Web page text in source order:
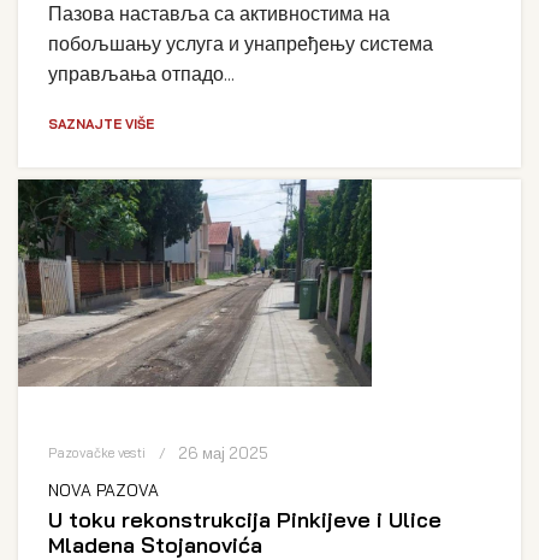
Пазова наставља са активностима на
побољшању услуга и унапређењу система
управљања отпадо...
SAZNAJTE VIŠE
Pazovačke vesti 26 мај 2025
NOVA PAZOVA
U toku rekonstrukcija Pinkijeve i Ulice
Mladena Stojanovića